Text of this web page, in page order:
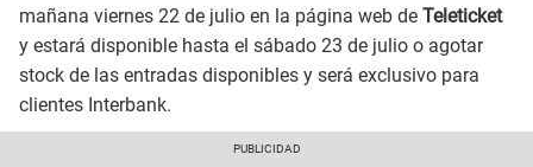
mañana viernes 22 de julio en la página web de Teleticket
y estará disponible hasta el sábado 23 de julio o agotar
stock de las entradas disponibles y será exclusivo para
clientes Interbank.